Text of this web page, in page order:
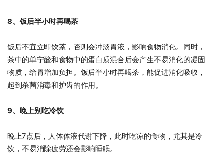
8、饭后半小时再喝茶
饭后不宜立即饮茶，否则会冲淡胃液，影响食物消化。同时，
茶中的单宁酸和食物中的蛋白质混合后会产生不易消化的凝固
物质，给胃增加负担。饭后半小时再喝茶，能促进消化吸收，
起到杀菌消毒和护齿的作用。
9、晚上别吃冷饮
晚上7点后，人体体液代谢下降，此时吃凉的食物，尤其是冷
饮，不易消除疲劳还会影响睡眠。